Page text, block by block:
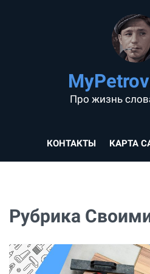
Про жизнь
КОНТАКТЫ КАРТА
Рубрика